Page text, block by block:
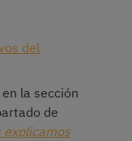
del
la sección
de
explicamos